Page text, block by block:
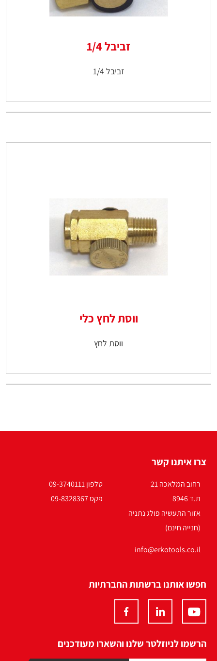
זביבל 1/4
זביבל 1/4
ווסת לחץ כלי
ווסת לחץ
צרו איתנו קשר
רחוב המלאכה 21
ת.ד 8946
אזור התעשיה פולג נתניה
(חנייה חינם)
טלפון 09-3740111
פקס 09-8328367
info@erkotools.co.il
חפשו אותנו ברשתות החברתיות
הרשמו לניוזלטר שלנו והשארו מעודכנים